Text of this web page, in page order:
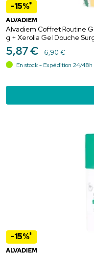
-15%*
ALVADIEM
Alvadiem Coffret Routine
g + Xerolia Gel Douche
5,87€ 6,90€
En stock - Expédition 24/48h
-15%*
ALVADIEM